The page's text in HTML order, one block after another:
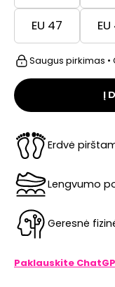
EU 47
Saugus pirkimas
Erdvė
Lengvumo
Geresnė
Paklauskite